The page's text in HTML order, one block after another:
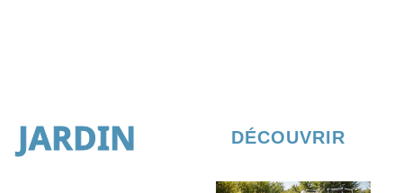
JARDIN DÉCOUVRIR